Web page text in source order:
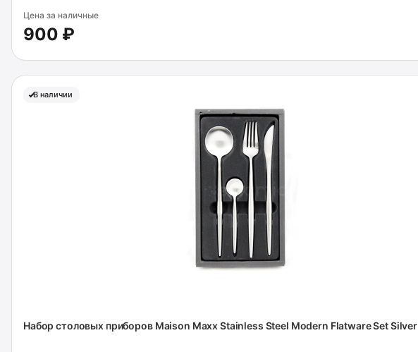
Цена за наличные
900 ₽
В наличии
Набор столовых приборов Maison Maxx Stainless Steel Modern Flatware Set Silver